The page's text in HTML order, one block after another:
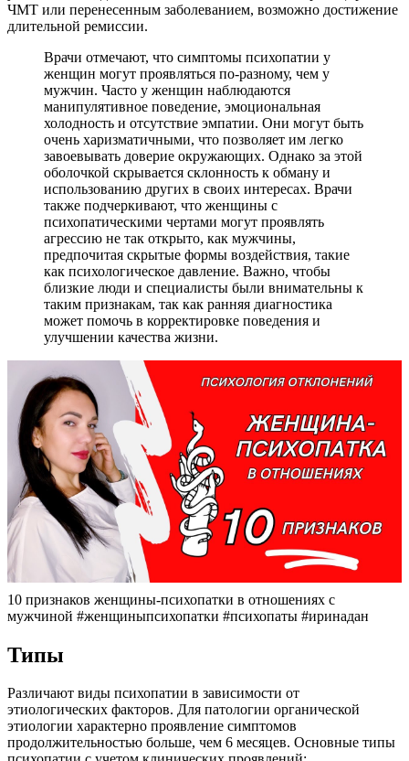
ЧМТ или перенесенным заболеванием, возможно достижение
длительной ремиссии.
Врачи отмечают, что симптомы психопатии у
женщин могут проявляться по-разному, чем у
мужчин. Часто у женщин наблюдаются
манипулятивное поведение, эмоциональная
холодность и отсутствие эмпатии. Они могут быть
очень харизматичными, что позволяет им легко
завоевывать доверие окружающих. Однако за этой
оболочкой скрывается склонность к обману и
использованию других в своих интересах. Врачи
также подчеркивают, что женщины с
психопатическими чертами могут проявлять
агрессию не так открыто, как мужчины,
предпочитая скрытые формы воздействия, такие
как психологическое давление. Важно, чтобы
близкие люди и специалисты были внимательны к
таким признакам, так как ранняя диагностика
может помочь в корректировке поведения и
улучшении качества жизни.
10 признаков женщины-психопатки в отношениях с
мужчиной #женщиныпсихопатки #психопаты #иринадан
Типы
Различают виды психопатии в зависимости от
этиологических факторов. Для патологии органической
этиологии характерно проявление симптомов
продолжительностью больше, чем 6 месяцев. Основные типы